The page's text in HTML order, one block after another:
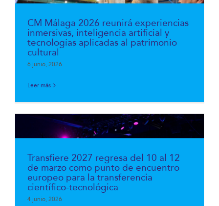
CM Málaga 2026 reunirá experiencias
inmersivas, inteligencia artificial y
tecnologías aplicadas al patrimonio
cultural
6 junio, 2026
Leer más
Transfiere 2027 regresa del 10 al 12
de marzo como punto de encuentro
europeo para la transferencia
científico-tecnológica
4 junio, 2026